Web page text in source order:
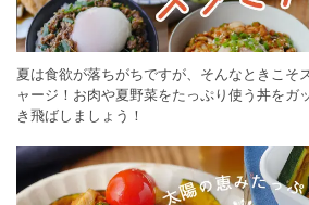
夏は食欲が落ちがちですが、そんなときこそ
ャージ！お肉や夏野菜をたっぷり使う丼をガ
き飛ばしましょう！